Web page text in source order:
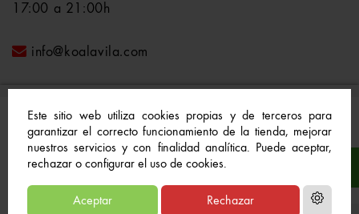
Este sitio web utiliza cookies propias y de terceros para
garantizar el correcto funcionamiento de la tienda, mejorar
nuestros servicios y con finalidad analítica. Puede aceptar,
rechazar o configurar el uso de cookies.
Aceptar Rechazar
17:00 a 21:00h
info@koalavila.com
© 2021-2022 Koala Vila™. Todos los derechos